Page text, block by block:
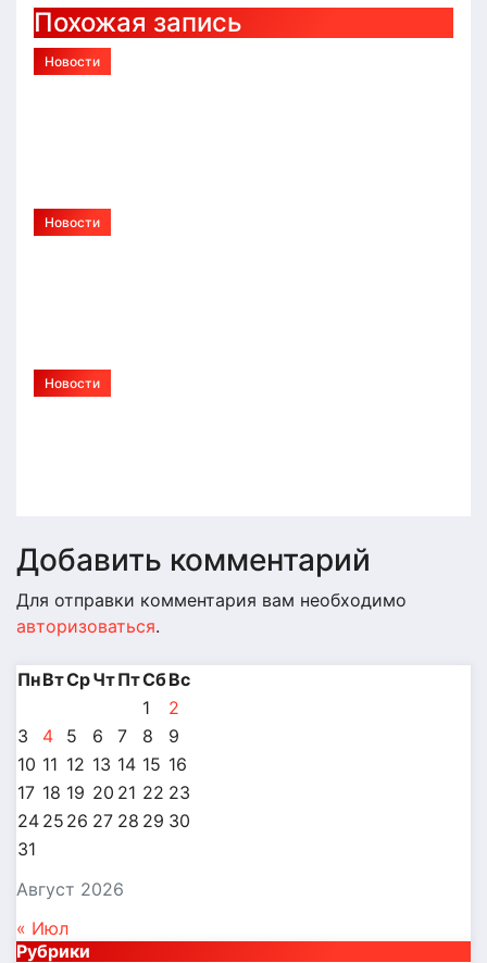
Похожая запись
Новости
Новости
Новости
Добавить комментарий
Для отправки комментария вам необходимо
авторизоваться.
Август 2026
ПнВтСрЧтПтСбВс
1
2
3
4 5 6 7 8
9
10 11 12 13 14 15 16
17 18 19 20 21 22 23
24 25 26 27 28 29 30
31
« Июл
Рубрики